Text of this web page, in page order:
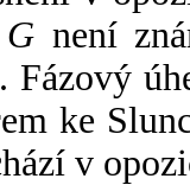
G není
Fázový
ke
v